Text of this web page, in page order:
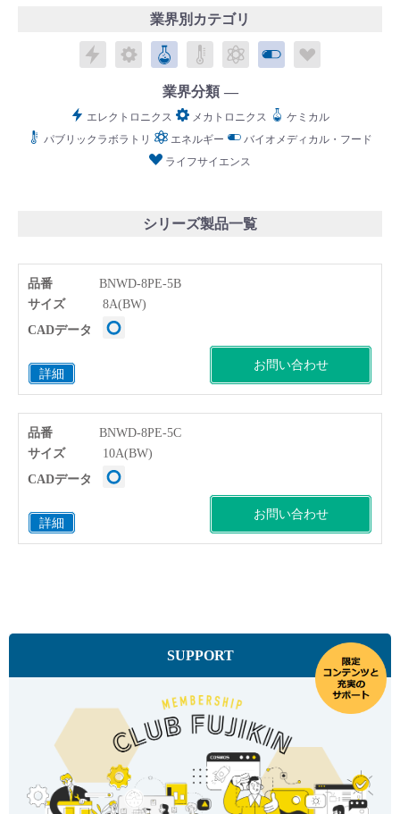
Language：日本語／ English
お問い合わせ
業界別カテゴリ
エレクトロニクス
メカトロニクス
ケミカルパブリックラボラトリ
エネルギーバイオメディカ
業界分類
エレクトロニクス メカトロニクス
ケミカル
パブリックラボラトリ
エネルギー
バイオメディカル・フード
ライフサイエンス
シリーズ製品一覧
品番 BNWD-8PE-5B
詳細
サイズ 8A(BW)
お問い合わせ
CADデータ
品番 BNWD-8PE-5C
詳細
サイズ 10A(BW)
お問い合わせ
CADデータ
SUPPORT